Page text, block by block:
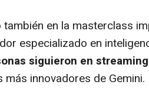
en la masterclass
especializado en
siguieron en streaming
innovadores de Gemini.